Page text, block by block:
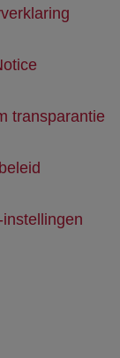
transparantie